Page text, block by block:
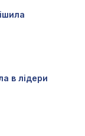
в лідери